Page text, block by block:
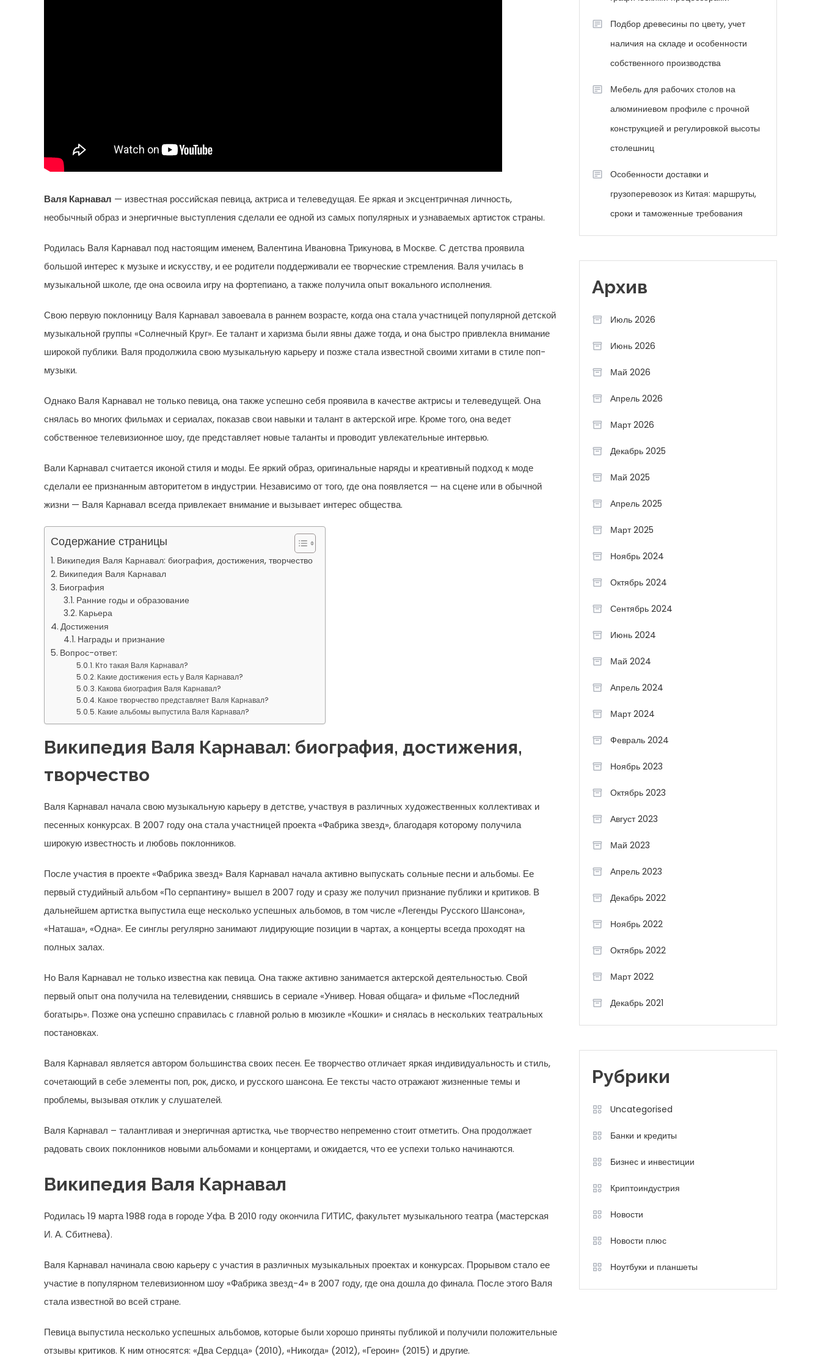
Валя Карнавал — известная российская певица, актриса и телеведущая. Ее яркая и эксцентричная личность,
необычный образ и энергичные выступления сделали ее одной из самых популярных и узнаваемых артисток страны.
Родилась Валя Карнавал под настоящим именем, Валентина Ивановна Трикунова, в Москве. С детства проявила
большой интерес к музыке и искусству, и ее родители поддерживали ее творческие стремления. Валя училась в
музыкальной школе, где она освоила игру на фортепиано, а также получила опыт вокального исполнения.
Свою первую поклонницу Валя Карнавал завоевала в раннем возрасте, когда она стала участницей популярной детской
музыкальной группы «Солнечный Круг». Ее талант и харизма были явны даже тогда, и она быстро привлекла внимание
широкой публики. Валя продолжила свою музыкальную карьеру и позже стала известной своими хитами в стиле поп-
музыки.
Однако Валя Карнавал не только певица, она также успешно себя проявила в качестве актрисы и телеведущей. Она
снялась во многих фильмах и сериалах, показав свои навыки и талант в актерской игре. Кроме того, она ведет
собственное телевизионное шоу, где представляет новые таланты и проводит увлекательные интервью.
Вали Карнавал считается иконой стиля и моды. Ее яркий образ, оригинальные наряды и креативный подход к моде
сделали ее признанным авторитетом в индустрии. Независимо от того, где она появляется — на сцене или в обычной
жизни — Валя Карнавал всегда привлекает внимание и вызывает интерес общества.
Содержание страницы
Википедия Валя Карнавал: биография, достижения, творчество
Википедия Валя Карнавал
Биография
Ранние годы и образование
Карьера
Достижения
Награды и признание
Вопрос-ответ:
Кто такая Валя Карнавал?
Какие достижения есть у Валя Карнавал?
Какова биография Валя Карнавал?
Какое творчество представляет Валя Карнавал?
Какие альбомы выпустила Валя Карнавал?
Википедия Валя Карнавал: биография, достижения,
творчество
Валя Карнавал начала свою музыкальную карьеру в детстве, участвуя в различных художественных коллективах и
песенных конкурсах. В 2007 году она стала участницей проекта «Фабрика звезд», благодаря которому получила
широкую известность и любовь поклонников.
После участия в проекте «Фабрика звезд» Валя Карнавал начала активно выпускать сольные песни и альбомы. Ее
первый студийный альбом «По серпантину» вышел в 2007 году и сразу же получил признание публики и критиков. В
дальнейшем артистка выпустила еще несколько успешных альбомов, в том числе «Легенды Русского Шансона»,
«Наташа», «Одна». Ее синглы регулярно занимают лидирующие позиции в чартах, а концерты всегда проходят на
полных залах.
Но Валя Карнавал не только известна как певица. Она также активно занимается актерской деятельностью. Свой
первый опыт она получила на телевидении, снявшись в сериале «Универ. Новая общага» и фильме «Последний
богатырь». Позже она успешно справилась с главной ролью в мюзикле «Кошки» и снялась в нескольких театральных
постановках.
Валя Карнавал является автором большинства своих песен. Ее творчество отличает яркая индивидуальность и стиль,
сочетающий в себе элементы поп, рок, диско, и русского шансона. Ее тексты часто отражают жизненные темы и
проблемы, вызывая отклик у слушателей.
Валя Карнавал – талантливая и энергичная артистка, чье творчество непременно стоит отметить. Она продолжает
радовать своих поклонников новыми альбомами и концертами, и ожидается, что ее успехи только начинаются.
Википедия Валя Карнавал
Родилась 19 марта 1988 года в городе Уфа. В 2010 году окончила ГИТИС, факультет музыкального театра (мастерская
И. А. Сбитнева).
Валя Карнавал начинала свою карьеру с участия в различных музыкальных проектах и конкурсах. Прорывом стало ее
участие в популярном телевизионном шоу «Фабрика звезд-4» в 2007 году, где она дошла до финала. После этого Валя
стала известной во всей стране.
Певица выпустила несколько успешных альбомов, которые были хорошо приняты публикой и получили положительные
отзывы критиков. К ним относятся: «Два Сердца» (2010), «Никогда» (2012), «Героин» (2015) и другие.
Подбор древесины по цвету, учет
наличия на складе и особенности
собственного производства
Мебель для рабочих столов на
алюминиевом профиле с прочной
конструкцией и регулировкой высоты
столешниц
Особенности доставки и
грузоперевозок из Китая: маршруты,
сроки и таможенные требования
Архив
Июль 2026
Июнь 2026
Май 2026
Апрель 2026
Март 2026
Декабрь 2025
Май 2025
Апрель 2025
Март 2025
Ноябрь 2024
Октябрь 2024
Сентябрь 2024
Июнь 2024
Май 2024
Апрель 2024
Март 2024
Февраль 2024
Ноябрь 2023
Октябрь 2023
Август 2023
Май 2023
Апрель 2023
Декабрь 2022
Ноябрь 2022
Октябрь 2022
Март 2022
Декабрь 2021
Рубрики
Uncategorised
Банки и кредиты
Бизнес и инвестиции
Криптоиндустрия
Новости
Новости плюс
Ноутбуки и планшеты